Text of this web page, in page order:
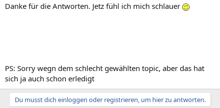
Danke für die Antworten. Jetz fühl ich mich schlauer
PS: Sorry wegn dem schlecht gewählten topic, aber das hat
sich ja auch schon erledigt
Du musst dich einloggen oder registrieren, um hier zu antworten.